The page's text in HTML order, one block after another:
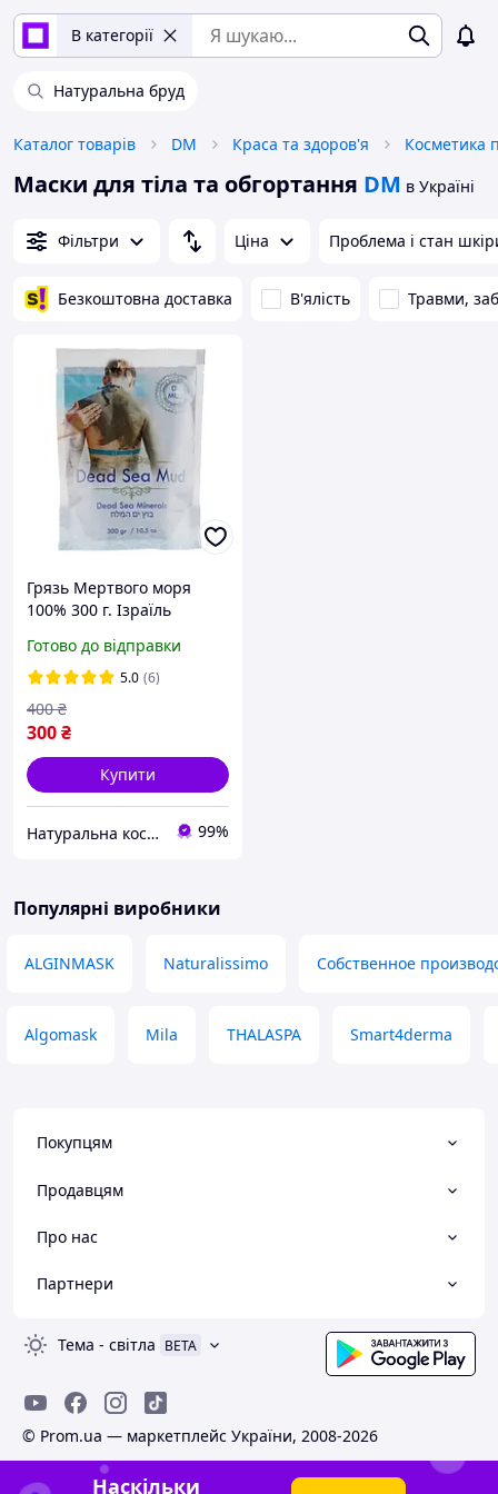
В категорії
Натуральна бруд
Каталог товарів DM Краса та здоров'я Косметика
Маски для тіла та обгортання DM в Україні
Фільтри Ціна Проблема і стан
Безкоштовна доставка В'ялість Травми,
Грязь Мертвого моря
100% 300 г. Ізраїль
Готово до відправки
5.0 (6)
300₴
400 ₴
Купити
Натуральна косметика і товари для здоров'я. "Barbara" 99%
Популярні виробники
ALGINMASK Naturalissimo Собственное
Algomask Mila THALASPA Smart4derma
Покупцям
Продавцям
Про нас
Партнери
Тема - світла BETA
© Prom.ua — маркетплейс України, 2008-2026
Наскільки